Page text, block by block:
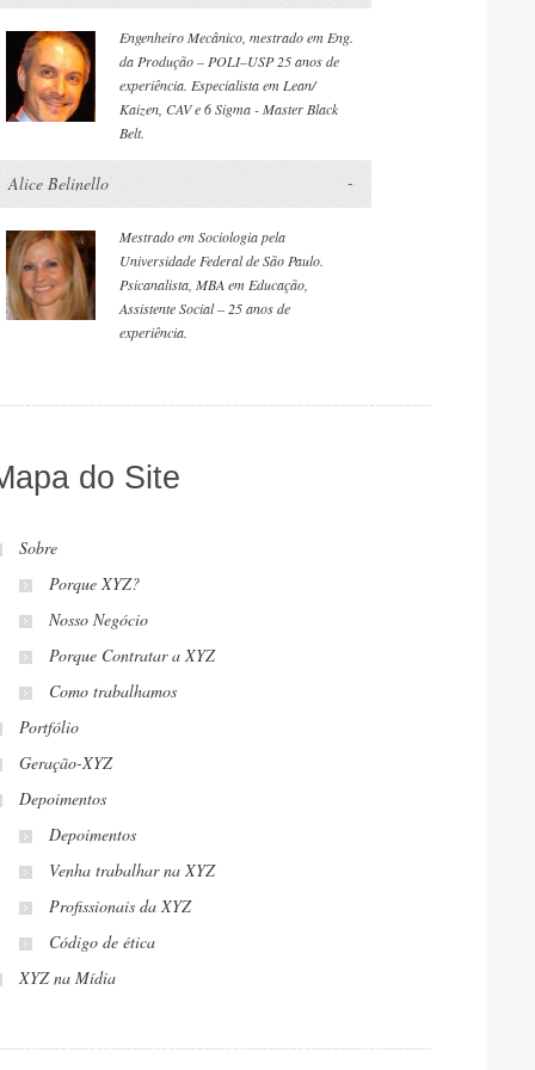
Engenheiro Mecânico, mestrado em Eng.
da Produção – POLI–USP 25 anos de
experiência. Especialista em Lean/
Kaizen, CAV e 6 Sigma - Master Black
Belt.
Alice Belinello
Mestrado em Sociologia pela
Universidade Federal de São Paulo.
Psicanalista, MBA em Educação,
Assistente Social – 25 anos de
experiência.
do Site
Sobre
Porque XYZ?
Nosso Negócio
Porque Contratar a XYZ
Como trabalhamos
Portfólio
Geração-XYZ
Depoimentos
Depoimentos
Venha trabalhar na XYZ
Profissionais da XYZ
Código de ética
XYZ na Mídia